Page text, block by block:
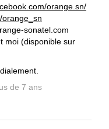
orange.sn/
orange_sn
sonatel.com
moi (disponible sur
de 7 ans